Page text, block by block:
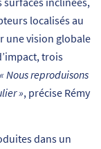
localisés au
une vision globale
trois
« Nous reproduisons
», précise Rémy
dans un